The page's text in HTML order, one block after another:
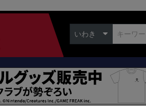
いわき